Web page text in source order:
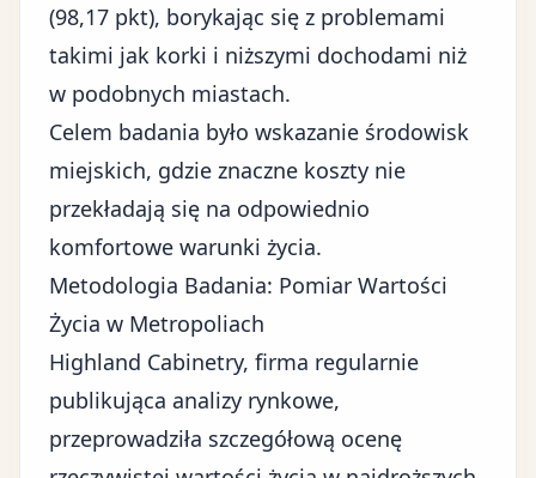
(98,17 pkt), borykając się z problemami
takimi jak korki i niższymi dochodami niż
w podobnych miastach.
Celem badania było wskazanie środowisk
miejskich, gdzie znaczne koszty nie
przekładają się na odpowiednio
komfortowe warunki życia.
Metodologia Badania: Pomiar Wartości
Życia w Metropoliach
Highland Cabinetry, firma regularnie
publikująca analizy rynkowe,
przeprowadziła szczegółową ocenę